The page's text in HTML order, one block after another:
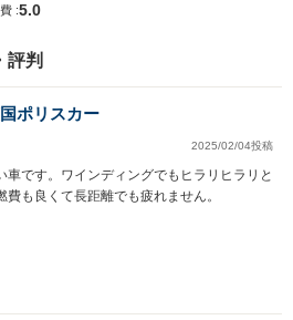
:5.0
評判
ポリスカー
2025/02/04投稿
車です。ワインディングでもヒラリヒラリと
費も良くて長距離でも疲れません。